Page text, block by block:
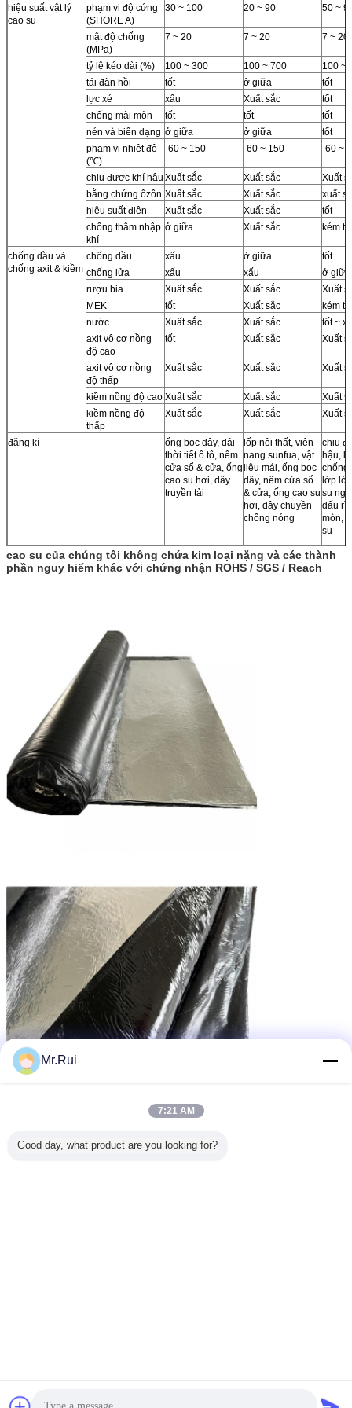
hiệu suất vật lý
cao su
phạm vi độ cứng
(SHORE A)
30 ~ 100 20 ~ 90 50 ~
mật độ chống
(MPa)
7 ~ 20 7 ~ 20 7 ~ 20
tỷ lệ kéo dài (%) 100 ~ 300 100 ~ 700
100 ~
tái đàn hồi
tốt ở giữa
tốt
lực xé
xấu Xuất sắc
tốt
chống mài mòn
tốt tốt
tốt
nén và biến dạng ở giữa ở giữa
tốt
phạm vi nhiệt độ
(℃)
-60 ~ 150 -60 ~ 150 -60 ~
chịu được khí hậu Xuất sắc Xuất sắc
Xuất
bằng chứng ôzôn Xuất sắc Xuất sắc
xuất
hiệu suất điện
Xuất sắc Xuất sắc
tốt
chống thâm nhập
khí
ở giữa Xuất sắc kém tốt
chống dầu và
chống axit & kiềm
chống dầu xấu ở giữa
tốt
chống lửa
xấu xấu
ở giữa
rượu bia
Xuất sắc Xuất sắc
Xuất
MEK
tốt Xuất sắc
kém tốt
nước
Xuất sắc Xuất sắc
tốt ~
axit vô cơ nồng
độ cao
tốt Xuất sắc Xuất
axit vô cơ nồng
độ thấp
Xuất sắc Xuất sắc Xuất
kiềm nồng độ cao Xuất sắc Xuất sắc
Xuất
kiềm nồng độ
thấp
Xuất sắc Xuất sắc Xuất
đăng kí
ống bọc dây, dải
thời tiết ô tô, nêm
cửa sổ & cửa, ống
cao su hơi, dây
truyền tải
lốp nội thất, viên
nang sunfua, vật
liệu mái, ống bọc
dây, nêm cửa sổ
& cửa, ống cao su
hơi, dây chuyền
chống nóng
chịu
hậu,
chống
lớp lót
su
dấu
mòn,
su
cao su của chúng tôi không chứa kim loại nặng và các thành
phần nguy hiểm khác với chứng nhận ROHS / SGS / Reach
Mr.Rui
7:21 AM
Good day, what product are you looking for?